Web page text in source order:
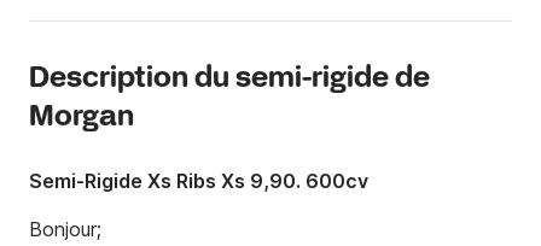
Description du semi-rigide de
Morgan
Semi-Rigide Xs Ribs Xs 9,90. 600cv
Bonjour;